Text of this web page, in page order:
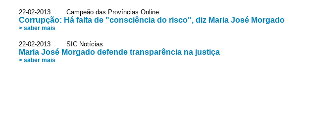
22-02-2013 Campeão das Províncias Online
Corrupção: Há falta de "consciência do risco", diz Maria José Morgado
> saber mais
22-02-2013 SIC Notícias
Maria José Morgado defende transparência na justiça
> saber mais